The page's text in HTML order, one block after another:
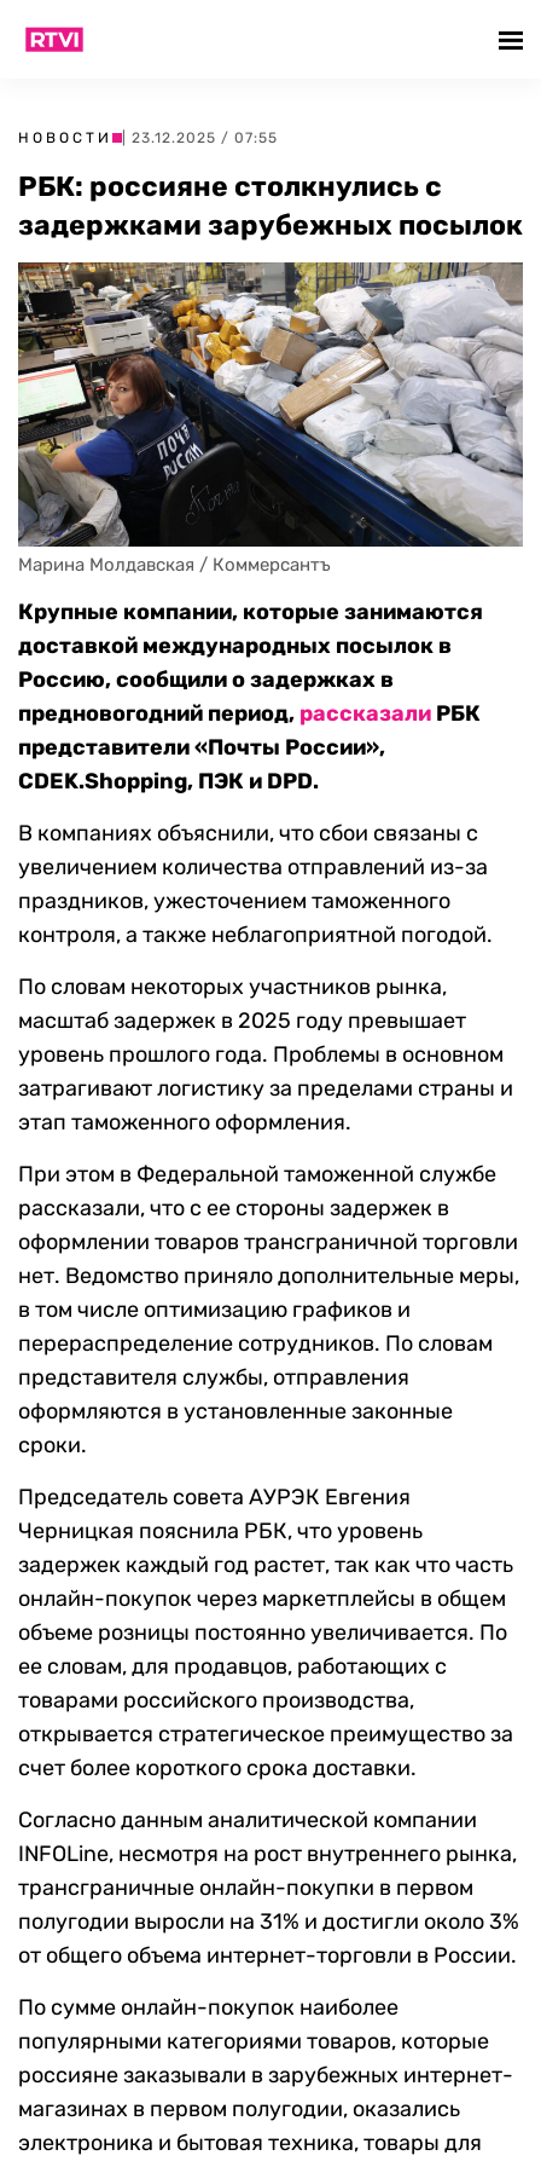
НОВОСТИ | 23.12.2025 / 07:55
РБК: россияне столкнулись с
задержками зарубежных посылок
Марина Молдавская / Коммерсантъ
Крупные компании, которые занимаются
доставкой международных посылок в
Россию, сообщили о задержках в
предновогодний период, рассказали РБК
представители «Почты России»,
CDEK.Shopping, ПЭК и DPD.
В компаниях объяснили, что сбои связаны с
увеличением количества отправлений из-за
праздников, ужесточением таможенного
контроля, а также неблагоприятной погодой.
По словам некоторых участников рынка,
масштаб задержек в 2025 году превышает
уровень прошлого года. Проблемы в основном
затрагивают логистику за пределами страны и
этап таможенного оформления.
При этом в Федеральной таможенной службе
рассказали, что с ее стороны задержек в
оформлении товаров трансграничной торговли
нет. Ведомство приняло дополнительные меры,
в том числе оптимизацию графиков и
перераспределение сотрудников. По словам
представителя службы, отправления
оформляются в установленные законные
сроки.
Председатель совета АУРЭК Евгения
Черницкая пояснила РБК, что уровень
задержек каждый год растет, так как что часть
онлайн-покупок через маркетплейсы в общем
объеме розницы постоянно увеличивается. По
ее словам, для продавцов, работающих с
товарами российского производства,
открывается стратегическое преимущество за
счет более короткого срока доставки.
Согласно данным аналитической компании
INFOLine, несмотря на рост внутреннего рынка,
трансграничные онлайн-покупки в первом
полугодии выросли на 31% и достигли около 3%
от общего объема интернет-торговли в России.
По сумме онлайн-покупок наиболее
популярными категориями товаров, которые
россияне заказывали в зарубежных интернет-
магазинах в первом полугодии, оказались
электроника и бытовая техника, товары для